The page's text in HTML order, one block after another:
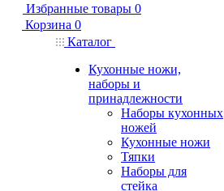
Избранные товары 0
Корзина 0
Каталог
Кухонные ножи,
наборы и
принадлежности
Наборы кухонных
ножей
Кухонные ножи
Тяпки
Наборы для
стейка